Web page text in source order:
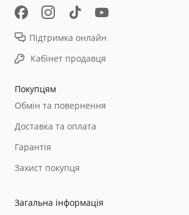
Покупцям
Обмін та повернення
Доставка та оплата
Гарантія
Захист покупця
Загальна інформація
Підтримка онлайн
Кабінет продавця